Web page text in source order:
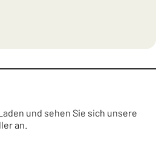
und sehen Sie sich unsere
an.